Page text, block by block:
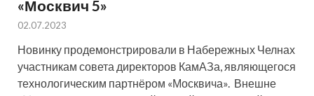
«Москвич 5»
02.07.2023
Новинку продемонстрировали в Набережных Челнах
участникам совета директоров КамАЗа, являющегося
технологическим партнёром «Москвича». Внешне